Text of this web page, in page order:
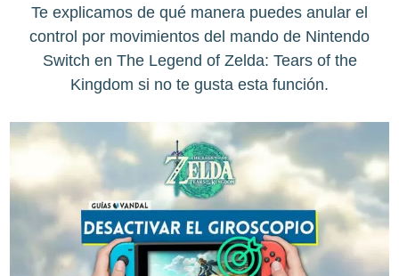
Te explicamos de qué manera puedes anular el
control por movimientos del mando de Nintendo
Switch en The Legend of Zelda: Tears of the
Kingdom si no te gusta esta función.